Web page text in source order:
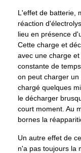
L'effet de batterie,
réaction
lieu en présence
Cette charge et
avec une charge
constante de
on peut charger
chargé quelques
le décharger
court moment. Au
bornes la
Un autre effet de
n'a pas toujours la